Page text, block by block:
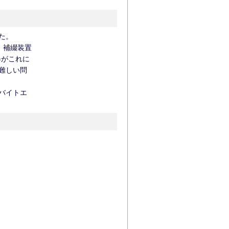
。
補綴装置
これに
しい問
イトエ